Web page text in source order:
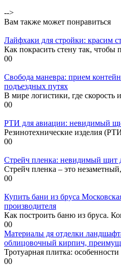
-->
Вам также может понравиться
Лайфхаки для стройки: красим
Как покрасить стену так, чтобы
00
Свобода маневра: прием
подъездных путях
В мире логистики, где скорость
00
РТИ для авиации: невидимый
Резинотехнические изделия
00
Стрейч пленка: невидимый щит
Стрейч пленка – это
00
Купить бани из бруса
производителя
Как построить баню из бруса.
00
Материалы дя отделки
облицовочный кирпич,
Тротуарная плитка:
00